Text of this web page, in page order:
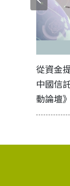
從資金
中國信
動論壇》